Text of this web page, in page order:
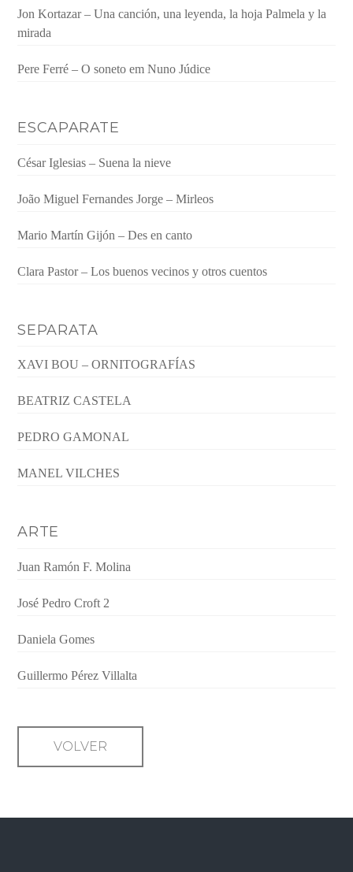
Jon Kortazar – Una canción, una leyenda, la hoja Palmela y la
mirada
Pere Ferré – O soneto em Nuno Júdice
ESCAPARATE
César Iglesias – Suena la nieve
João Miguel Fernandes Jorge – Mirleos
Mario Martín Gijón – Des en canto
Clara Pastor – Los buenos vecinos y otros cuentos
SEPARATA
XAVI BOU – ORNITOGRAFÍAS
BEATRIZ CASTELA
PEDRO GAMONAL
MANEL VILCHES
ARTE
Juan Ramón F. Molina
José Pedro Croft 2
Daniela Gomes
Guillermo Pérez Villalta
VOLVER